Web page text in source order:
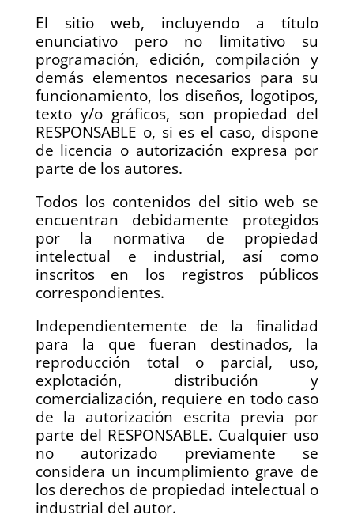
El sitio web, incluyendo a título
enunciativo pero no limitativo su
programación, edición, compilación y
demás elementos necesarios para su
funcionamiento, los diseños, logotipos,
texto y/o gráficos, son propiedad del
RESPONSABLE o, si es el caso, dispone
de licencia o autorización expresa por
parte de los autores.
Todos los contenidos del sitio web se
encuentran debidamente protegidos
por la normativa de propiedad
intelectual e industrial, así como
inscritos en los registros públicos
correspondientes.
Independientemente de la finalidad
para la que fueran destinados, la
reproducción total o parcial, uso,
explotación, distribución y
comercialización, requiere en todo caso
de la autorización escrita previa por
parte del RESPONSABLE. Cualquier uso
no autorizado previamente se
considera un incumplimiento grave de
los derechos de propiedad intelectual o
industrial del autor.